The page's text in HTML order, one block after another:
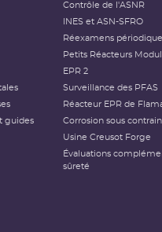
guides
Contrôle de l'ASNR
INES et ASN-SFRO
Réexamens
Petits Réacteurs
EPR 2
Surveillance des PFAS
Réacteur EPR de
Corrosion sous
Usine Creusot Forge
Évaluations
sûreté